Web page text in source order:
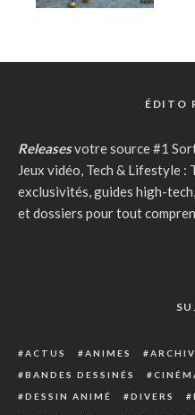
ÉDITO
Releasesvotre source #1
Jeux vidéo, Tech & Lifestyle
exclusivités, guides high-
et dossiers pour tout
ACTUS ANIMES
BANDES DESSINÉS
DESSIN ANIMÉ
DIVERS